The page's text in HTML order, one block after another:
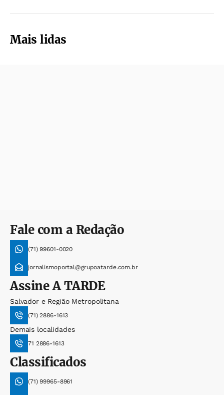
Mais lidas
Fale com a Redação
(71) 99601-0020
jornalismoportal@grupoatarde.com.br
AssineA TARDE
Salvador e Região Metropolitana
(71) 2886-1613
Demais localidades
71 2886-1613
Classificados
(71) 99965-8961